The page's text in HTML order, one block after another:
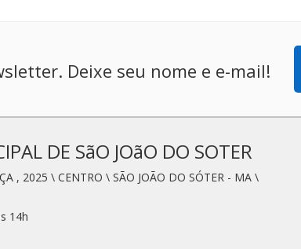
Deixe seu nome e e-mail!
DE SãO JOãO DO SOTER
, 2025 \ CENTRO \ SÃO JOÃO DO SÓTER - MA \
14h